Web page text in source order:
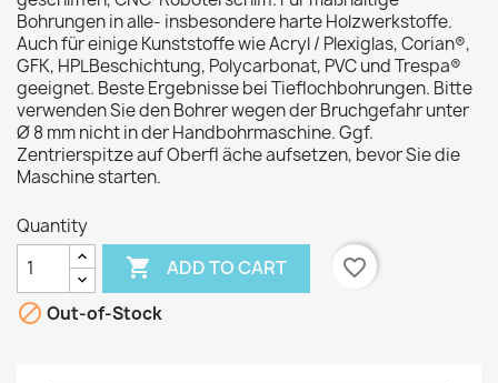
Bohrungen in alle- insbesondere harte Holzwerkstoffe.
Auch für einige Kunststoffe wie Acryl / Plexiglas, Corian®,
GFK, HPLBeschichtung, Polycarbonat, PVC und Trespa®
geeignet. Beste Ergebnisse bei Tieflochbohrungen. Bitte
verwenden Sie den Bohrer wegen der Bruchgefahr unter
Ø 8 mm nicht in der Handbohrmaschine. Ggf.
Zentrierspitze auf Oberfl äche aufsetzen, bevor Sie die
Maschine starten.
Quantity
 ADD TO CART
favorite_border
 Out-of-Stock